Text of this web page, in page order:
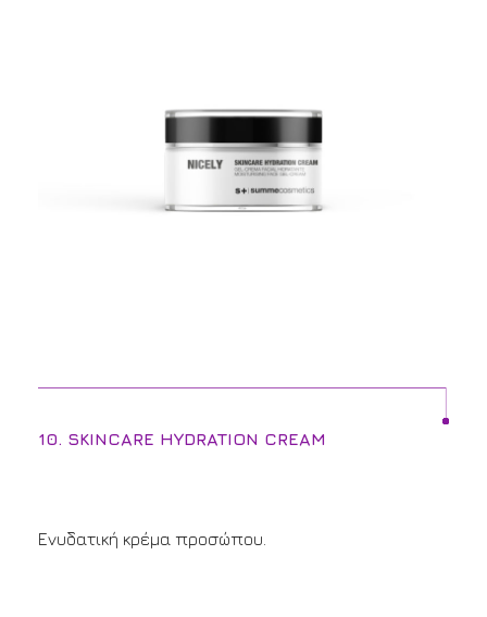
10. SKINCARE HYDRATION CREAM
Ενυδατική κρέμα προσώπου.